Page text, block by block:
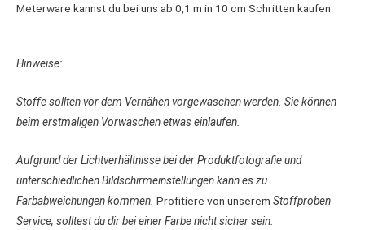
Meterware kannst du bei uns ab 0,1 m in 10 cm Schritten kaufen.
Hinweise:
Stoffe sollten vor dem Vernähen vorgewaschen werden. Sie können
beim erstmaligen Vorwaschen etwas einlaufen.
Aufgrund der Lichtverhältnisse bei der Produktfotografie und
unterschiedlichen Bildschirmeinstellungen kann es zu
Farbabweichungen kommen. Profitiere von unserem Stoffproben
Service, solltest du dir bei einer Farbe nicht sicher sein.